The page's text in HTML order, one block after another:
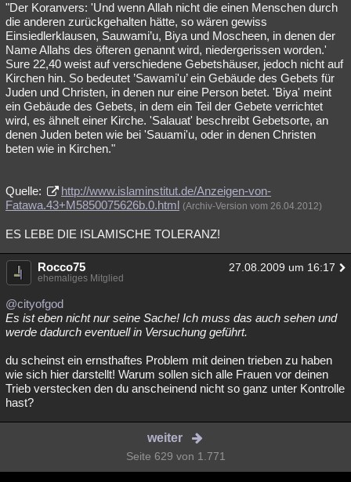
"Der Koranvers: 'Und wenn Allah nicht die einen Menschen durch
die anderen zurückgehalten hätte, so wären gewiss
Einsiedlerklausen, Sauwami’u, Biya und Moscheen, in denen der
Name Allahs des öfteren genannt wird, niedergerissen worden.'
Sure 22,40 weist auf verschiedene Gebetshäuser, jedoch nicht auf
Kirchen hin. So bedeutet ’Sawami'u’ ein Gebäude des Gebets für
Juden und Christen, in denen nur eine Person betet. 'Biya' meint
ein Gebäude des Gebets, in dem ein Teil der Gebete verrichtet
wird, es ähnelt einer Kirche. 'Salauat' beschreibt Gebetsorte, an
denen Juden beten wie bei 'Sauami'u, oder in denen Christen
beten wie in Kirchen."
Quelle:
http://www.islaminstitut.de/Anzeigen-von-
Fatawa.43+M5850075626b.0.html (Archiv-Version vom 26.04.2012)
ES LEBE DIE ISLAMISCHE TOLERANZ!
Rocco75 27.08.2009 um 16:17
ehemaliges Mitglied
@cityofgod
Es ist eben nicht nur seine Sache! Ich muss das auch sehen und
werde dadurch eventuell in Versuchung geführt.
du scheinst ein ernsthaftes Problem mit deinen trieben zu haben
wie sich hier darstellt! Warum sollen sich alle Frauen vor deinen
Trieb verstecken den du anscheinend nicht so ganz unter Kontrolle
hast?
weiter
Seite 629 von 1.771